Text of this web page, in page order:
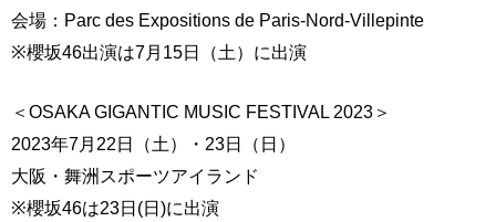
会場：Parc des Expositions de Paris-Nord-Villepinte
※櫻坂46出演は7月15日（土）に出演
＜OSAKA GIGANTIC MUSIC FESTIVAL 2023＞
2023年7月22日（土）・23日（日）
大阪・舞洲スポーツアイランド
※櫻坂46は23日(日)に出演